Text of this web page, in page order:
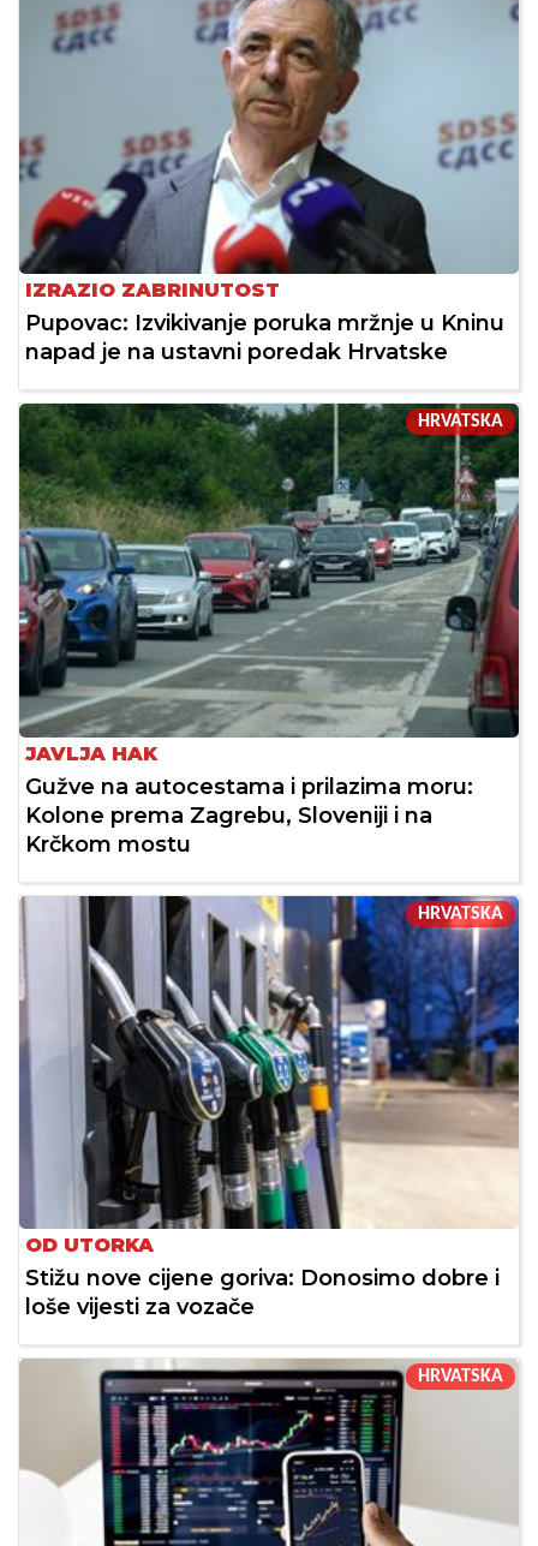
IZRAZIO ZABRINUTOST
Pupovac: Izvikivanje poruka mržnje u Kninu
napad je na ustavni poredak Hrvatske
HRVATSKA
JAVLJA HAK
Gužve na autocestama i prilazima moru:
Kolone prema Zagrebu, Sloveniji i na
Krčkom mostu
HRVATSKA
OD UTORKA
Stižu nove cijene goriva: Donosimo dobre i
loše vijesti za vozače
HRVATSKA